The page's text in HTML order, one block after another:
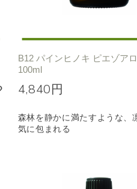
B12 パインヒノキ ピエゾア
100ml
4,840円
森林を静かに満たすような、
気に包まれる